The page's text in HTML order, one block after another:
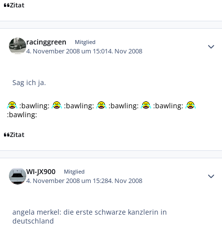
Zitat
racinggreen Mitglied
4. November 2008 um 15:014. Nov 2008
Sag ich ja.
:bawling: :bawling: :bawling:
:bawling:
:bawling:
Zitat
WI-JX900 Mitglied
4. November 2008 um 15:284. Nov 2008
angela merkel: die erste schwarze kanzlerin in
deutschland